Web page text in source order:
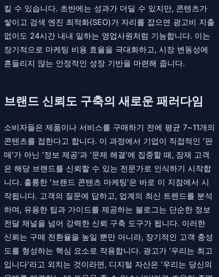
킬 수 있습니다. 초반에는 성과가 더딜 수 있지만, 콘텐츠가
쌓이고 검색 엔진 최적화(SEO)가 자리를 잡으면 광고비 지출
없이도 24시간 내내 일하는 영업사원처럼 기능합니다. 이는
장기적으로 마케팅 비용 효율을 극대화하고, 시장 변동성에
흔들리지 않는 안정적인 성장 기반을 마련해 줍니다.
브랜드 신뢰도 구축의 새로운 패러다임
소비자들은 제품이나 서비스를 구매하기 전에 평균 7~11개의
콘텐츠를 접한다고 합니다. 이 과정에서 기업이 직접적인 '판
매'가 아닌 '정보 제공'과 '문제 해결'에 집중할 때, 잠재 고객
은 해당 브랜드를 신뢰할 수 있는 전문가로 인식하기 시작합
니다. 훌륭한 '브랜드 콘텐츠 마케팅'은 바로 이 지점에서 시
작됩니다. 고객의 질문에 답하고, 업계의 최신 트렌드를 분석
하며, 유용한 팁과 가이드를 제공하는 블로그는 단순한 정보
전달 채널을 넘어 강력한 신뢰 구축 도구가 됩니다. 이러한
신뢰는 구매 전환율을 높일 뿐만 아니라, 장기적인 고객 충성
도를 형성하는 핵심 요소로 작용합니다. 광고가 '우리는 최고
입니다'라고 외치는 것이라면, 디지털 자산은 '우리는 당신의